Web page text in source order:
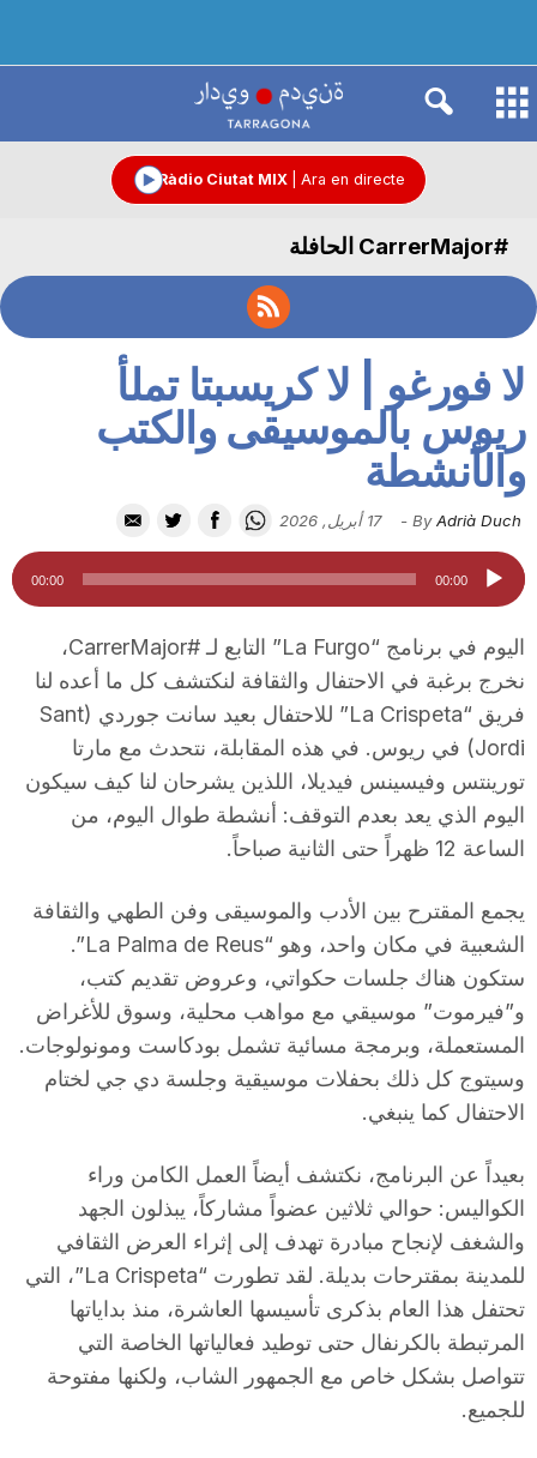
d
o
C
t
a
d
e
a
r
r
Ara en directe
Ràdio Ciutat MIX
#CarrerMajor الحافلة
لا فورغو | لا كريسبتا تملأ
ريوس بالموسيقى والكتب
والأنشطة
By Adrià Duch
- 17 أبريل, 2026
مشغل
الصوت
00:00
00:00
اليوم في برنامج “La Furgo” التابع لـ #CarrerMajor،
نخرج برغبة في الاحتفال والثقافة لنكتشف كل ما أعده لنا
فريق “La Crispeta” للاحتفال بعيد سانت جوردي (Sant
Jordi) في ريوس. في هذه المقابلة، نتحدث مع مارتا
تورينتس وفيسينس فيديلا، اللذين يشرحان لنا كيف سيكون
اليوم الذي يعد بعدم التوقف: أنشطة طوال اليوم، من
الساعة 12 ظهراً حتى الثانية صباحاً.
يجمع المقترح بين الأدب والموسيقى وفن الطهي والثقافة
الشعبية في مكان واحد، وهو “La Palma de Reus”.
ستكون هناك جلسات حكواتي، وعروض تقديم كتب،
و”فيرموت” موسيقي مع مواهب محلية، وسوق للأغراض
المستعملة، وبرمجة مسائية تشمل بودكاست ومونولوجات.
وسيتوج كل ذلك بحفلات موسيقية وجلسة دي جي لختام
الاحتفال كما ينبغي.
بعيداً عن البرنامج، نكتشف أيضاً العمل الكامن وراء
الكواليس: حوالي ثلاثين عضواً مشاركاً، يبذلون الجهد
والشغف لإنجاح مبادرة تهدف إلى إثراء العرض الثقافي
للمدينة بمقترحات بديلة. لقد تطورت “La Crispeta”، التي
تحتفل هذا العام بذكرى تأسيسها العاشرة، منذ بداياتها
المرتبطة بالكرنفال حتى توطيد فعالياتها الخاصة التي
تتواصل بشكل خاص مع الجمهور الشاب، ولكنها مفتوحة
للجميع.